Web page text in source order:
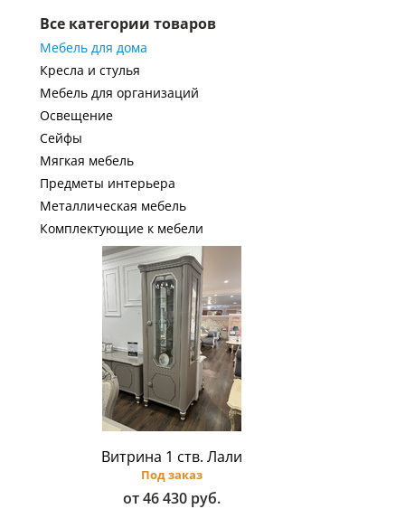
Все категории товаров
Мебель для дома
Кресла и стулья
Мебель для организаций
Освещение
Сейфы
Мягкая мебель
Предметы интерьера
Металлическая мебель
Комплектующие к мебели
Витрина 1 ств. Лали
Под заказ
от 46 430 руб.